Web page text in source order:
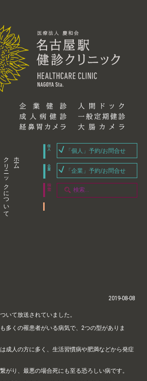
クリニックについて ホーム
「個人」予約/お問合せ
「企業」予約/お問合せ
2019-08-08
いて放送されていました。
多くの罹患者がいる病気で、2つの型がありま
成人の方に多く、生活習慣病や肥満などから発症
がり、最悪の場合死にも至る恐ろしい病です。